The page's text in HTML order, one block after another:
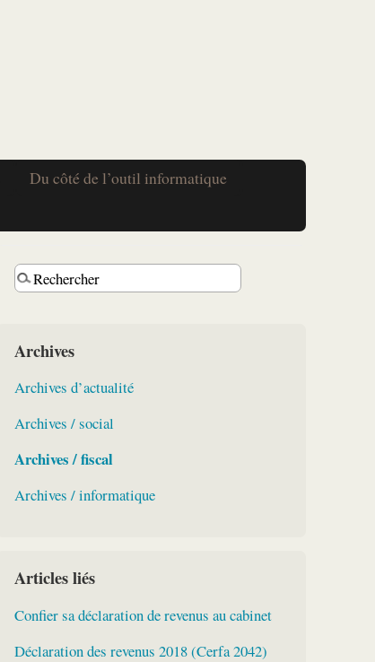
Du côté de l’outil informatique
Archives
Archives d’actualité
Archives / social
Archives / fiscal
Archives / informatique
Articles liés
Confier sa déclaration de revenus au cabinet
Déclaration des revenus 2018 (Cerfa 2042)